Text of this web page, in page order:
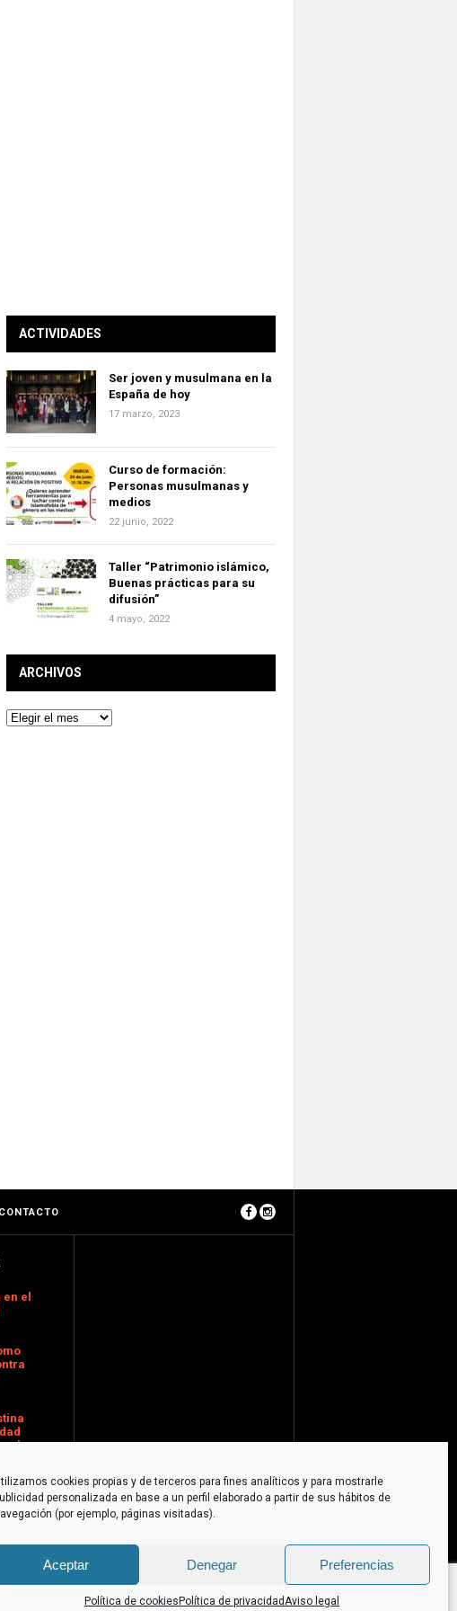
cookies propias y de terceros para fines analíticos y para mostrarle
personalizada en base a un perfil elaborado a partir de sus hábitos de
(por ejemplo, páginas visitadas).
Aceptar Denegar Preferencias
Política de cookies Política de privacidadAviso legal
ACTIVIDADES
Ser joven y musulmana en la
España de hoy
17 marzo, 2023
Curso de formación:
Personas musulmanas y
medios
22 junio, 2022
Taller “Patrimonio islámico,
Buenas prácticas para su
difusión”
4 mayo, 2022
ARCHIVOS
Archivos
CONTACTO
el